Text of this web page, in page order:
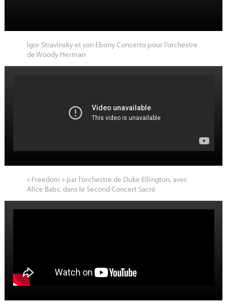
Igor Stravinsky et son Ebony Concerto pour l’orchestre
de Woody Herman
« Freedom » par l’orchestre de Duke Ellington, avec
Alice Babs, dans le Second Concert Sacré